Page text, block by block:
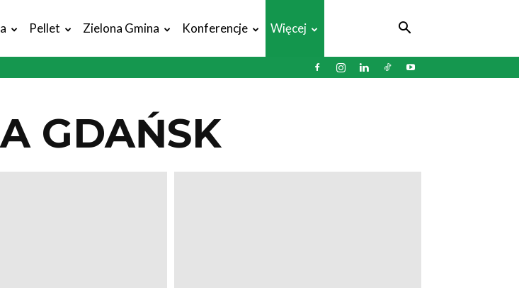
Pellet Zielona Gmina Konferencje Więcej
GDAŃSK